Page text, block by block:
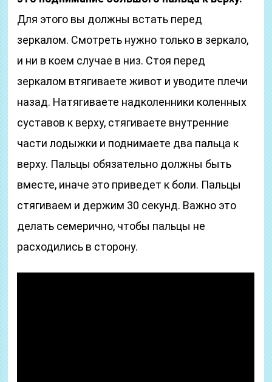
Для этого вы должны встать перед
зеркалом. Смотреть нужно только в зеркало,
и ни в коем случае в низ. Стоя перед
зеркалом втягиваете живот и уводите плечи
назад. Натягиваете надколенники коленных
суставов к верху, стягиваете внутренние
части лодыжки и поднимаете два пальца к
верху. Пальцы обязательно должны быть
вместе, иначе это приведет к боли. Пальцы
стягиваем и держим 30 секунд. Важно это
делать семерично, чтобы пальцы не
расходились в сторону.